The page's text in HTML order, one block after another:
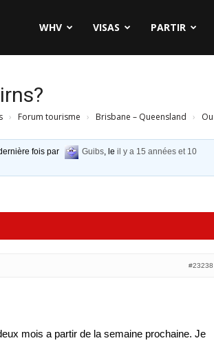
WHV VISAS PARTIR
› Forum tourisme › Brisbane – Queensland ›
Ou
fois par Guibs, leil y a 15 années et 10
#23238
mois a partir de la semaine prochaine. Je